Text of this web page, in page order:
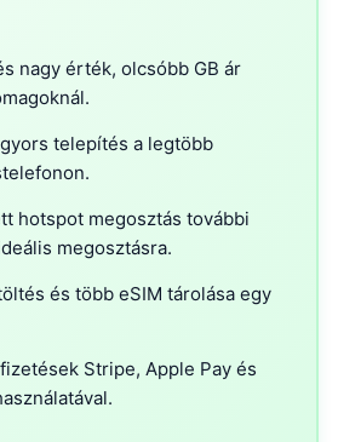
nagy érték, olcsóbb GB ár
telepítés a legtöbb
hotspot megosztás további
megosztásra.
és több eSIM tárolása egy
Stripe, Apple Pay és